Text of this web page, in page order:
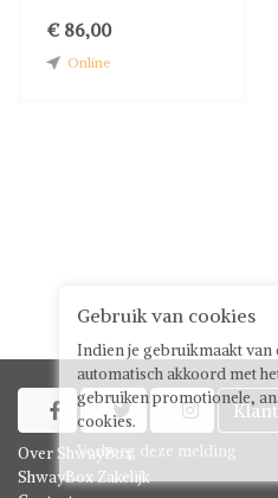
€ 86,00
Online
  
Over ShwayBox
ShwayBox Zakelijk
Gebruik van cookies
Indien je gebruikmaakt van
automatisch akkoord met
gebruiken promotionele,
cookies.
Verberg deze melding